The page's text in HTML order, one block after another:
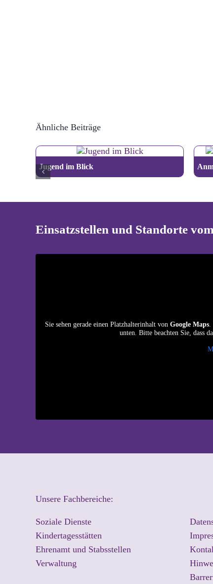
Ähnliche Beiträge
Jugend im Blick
Einsatzstellen und Standorte
Sie sehen gerade einen Platzhalterinhalt von Google Maps.
unten. Bitte beachten Sie, dass
Unsere Fachbereiche:
Soziale Dienste
Kindertagesstätten
Ehrenamt und Stabsstellen
Verwaltung